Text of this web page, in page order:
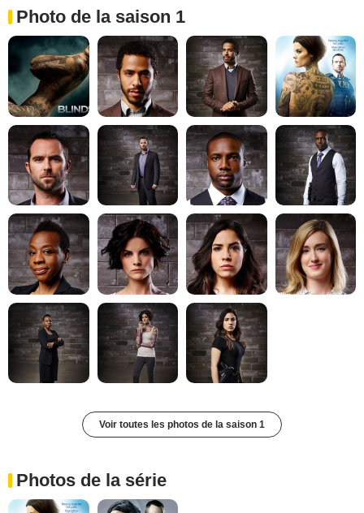
Photo de la saison 1
Voir toutes les photos de la saison 1
Photos de la série